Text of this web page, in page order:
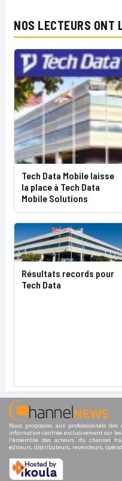
NOS LECTEURS ONT
Tech Data Mobile laisse
la place à Tech Data
Mobile Solutions
Résultats records pour
Tech Data
Nous proposons aux professionnels
information centrée exclusivement sur
l'ensemble des acteurs du channel
éditeurs, distributeurs, revendeurs,